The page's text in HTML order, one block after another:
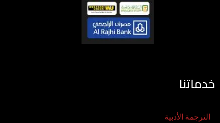
خدماتنا
الترجمة الأدبية